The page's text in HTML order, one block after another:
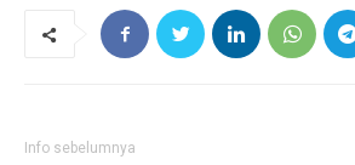
Info sebelumnya